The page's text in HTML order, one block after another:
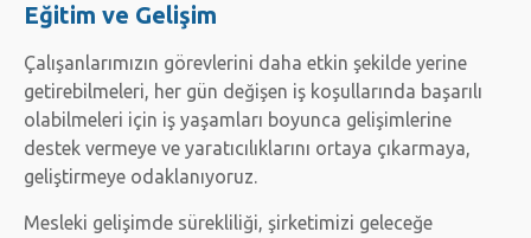
Eğitim ve Gelişim
Çalışanlarımızın görevlerini daha etkin şekilde yerine
getirebilmeleri, her gün değişen iş koşullarında başarılı
olabilmeleri için iş yaşamları boyunca gelişimlerine
destek vermeye ve yaratıcılıklarını ortaya çıkarmaya,
geliştirmeye odaklanıyoruz.
Mesleki gelişimde sürekliliği, şirketimizi geleceğe